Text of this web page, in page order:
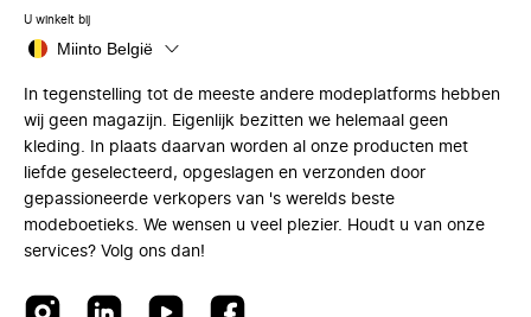
U winkelt bij
Miinto België
In tegenstelling tot de meeste andere modeplatforms hebben
wij geen magazijn. Eigenlijk bezitten we helemaal geen
kleding. In plaats daarvan worden al onze producten met
liefde geselecteerd, opgeslagen en verzonden door
gepassioneerde verkopers van 's werelds beste
modeboetieks. We wensen u veel plezier. Houdt u van onze
services? Volg ons dan!